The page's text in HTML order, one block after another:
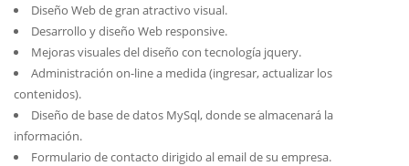
Diseño Web de gran atractivo visual.
Desarrollo y diseño Web responsive.
Mejoras visuales del diseño con tecnología jquery.
Administración on-line a medida (ingresar, actualizar los
contenidos).
Diseño de base de datos MySql, donde se almacenará la
información.
Formulario de contacto dirigido al email de su empresa.